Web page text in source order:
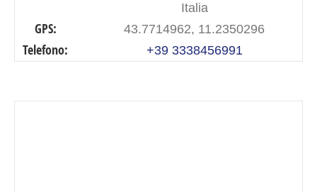
Italia
GPS: 43.7714962, 11.2350296
Telefono: +39 3338456991